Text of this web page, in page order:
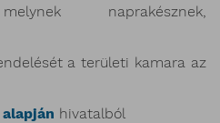
naprakésznek,
a területi kamara az
hivatalból